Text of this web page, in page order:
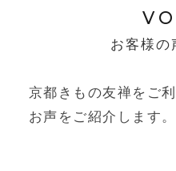
お客様の
京都きもの友禅をご
お声をご紹介します。